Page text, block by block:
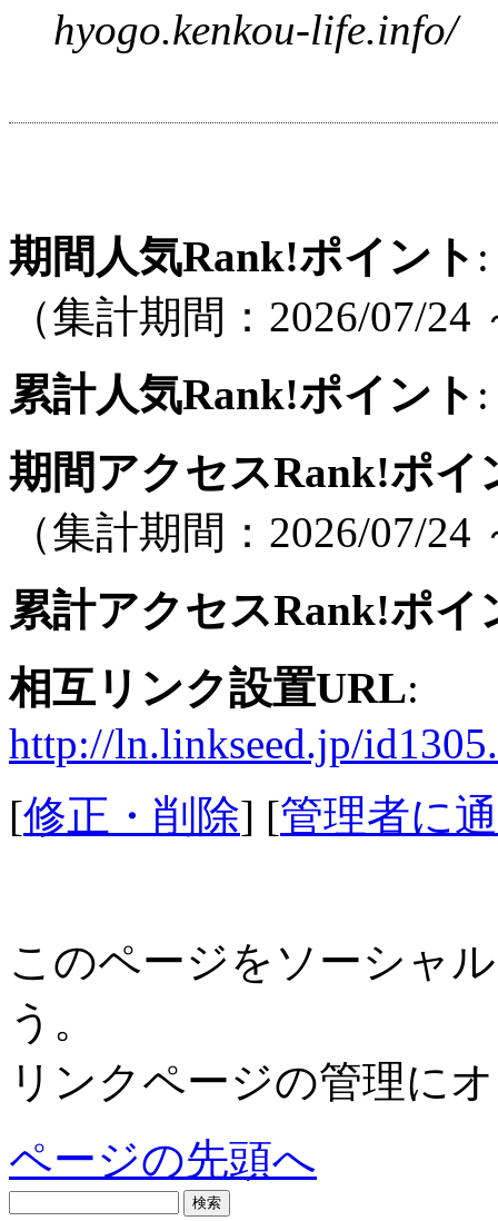
hyogo.kenkou-life.info/
期間人気Rank!ポイント
（集計期間：2026/07/24
累計人気Rank!ポイント
期間アクセスRank!ポイ
（集計期間：2026/07/24
累計アクセスRank!ポイ
相互リンク設置URL:
http://ln.linkseed.jp/
[修正・削除] [管理者に
このページをソーシャ
う。
リンクページの管理に
ページの先頭へ